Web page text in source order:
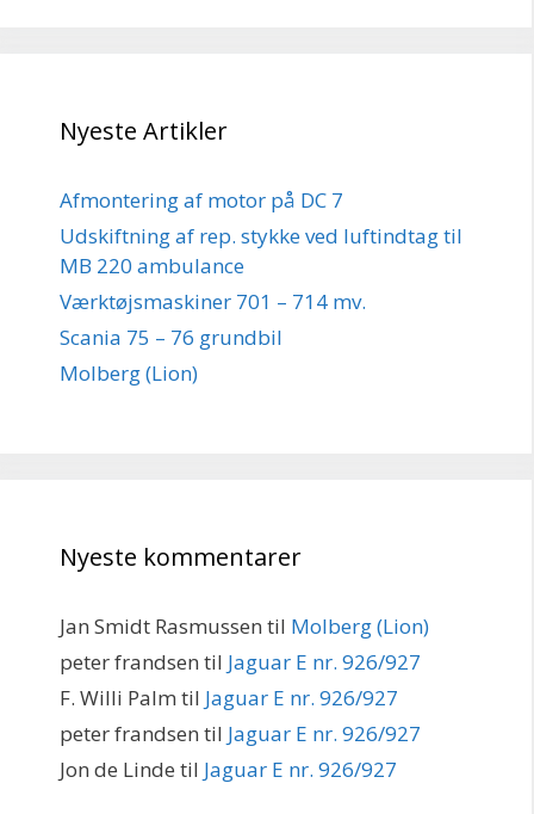
Nyeste Artikler
Afmontering af motor på DC 7
Udskiftning af rep. stykke ved luftindtag til
MB 220 ambulance
Værktøjsmaskiner 701 – 714 mv.
Scania 75 – 76 grundbil
Molberg (Lion)
Nyeste kommentarer
Jan Smidt Rasmussen til Molberg (Lion)
peter frandsen til Jaguar E nr. 926/927
F. Willi Palm til Jaguar E nr. 926/927
peter frandsen til Jaguar E nr. 926/927
Jon de Linde til Jaguar E nr. 926/927